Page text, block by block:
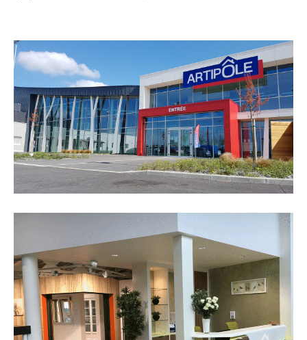
Ils nous font confiance…
Mécénat
Actualités
Recrutement